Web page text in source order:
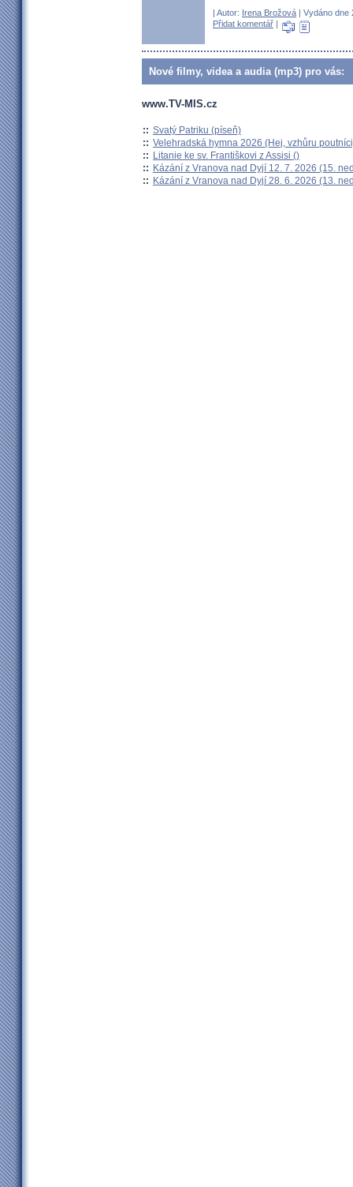
| Autor: Irena Brožová | Vydáno dne
Přidat komentář |
Nové filmy, videa a audia (mp3) pro vás:
www.TV-MIS.cz
:: Svatý Patriku (píseň)
:: Velehradská hymna 2026 (Hej, vzhůru
:: Litanie ke sv. Františkovi z Assisi ()
:: Kázání z Vranova nad Dyjí 12. 7. 2026 (15.
:: Kázání z Vranova nad Dyjí 28. 6. 2026 (13.